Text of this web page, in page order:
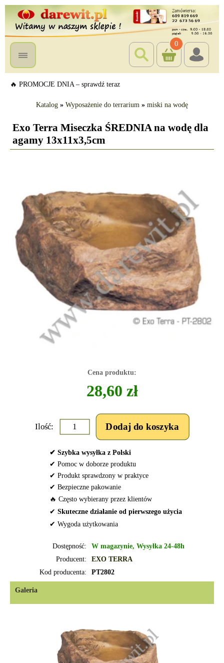
0
🔥 PROMOCJE DNIA – sprawdź teraz
Katalog » Wyposażenie do terrarium » miski na wodę
Exo Terra Miseczka ŚREDNIA na wodę dla
agamy 13x11x3,5cm
Cena produktu:
28,60 zł
Ilość:
✔ Szybka wysyłka z Polski
✔ Pomoc w doborze produktu
✔ Produkt sprawdzony w praktyce
✔ Bezpieczne pakowanie
🔥 Często wybierany przez klientów
✔ Skuteczne działanie od pierwszego użycia
✔ Wygoda użytkowania
Dostępność:
W magazynie, Wysyłka 24-48h
Producent:
EXO TERRA
Kod producenta:
PT2802
Galeria